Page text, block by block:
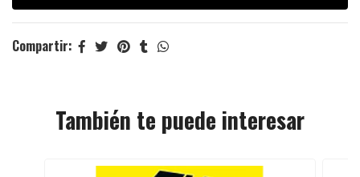
Compartir:
También te puede interesar